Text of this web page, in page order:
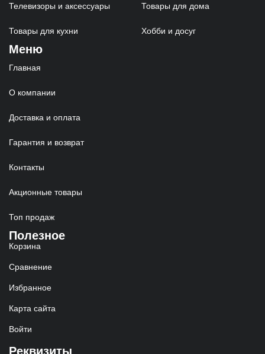
Телевизоры и аксессуары Товары для дома
Товары для кухни Хобби и досуг
Меню
Главная
О компании
Доставка и оплата
Гарантия и возврат
Контакты
Акционные товары
Топ продаж
Полезное
Корзина
Сравнение
Избранное
Карта сайта
Войти
Реквизиты